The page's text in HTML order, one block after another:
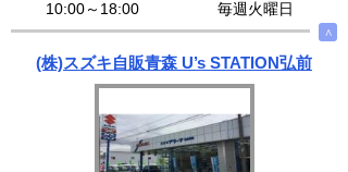
10:00～18:00
毎週火曜日
∧
(株)スズキ自販青森 U’s STATION弘前